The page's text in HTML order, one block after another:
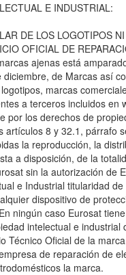
E INDUSTRIAL:
DE LOS LOGOTIPOS
OFICIAL DE
ajenas está
de Marcas así
marcas
a terceros incluidos en
por los derechos de
artículos 8 y 32.1, párrafo
la reproducción, la
a disposición, de la
sin la autorización de
e Industrial titularidad
dispositivo de
ningún caso Eurosat
intelectual e
Técnico Oficial de la
de reparación de
la marca.